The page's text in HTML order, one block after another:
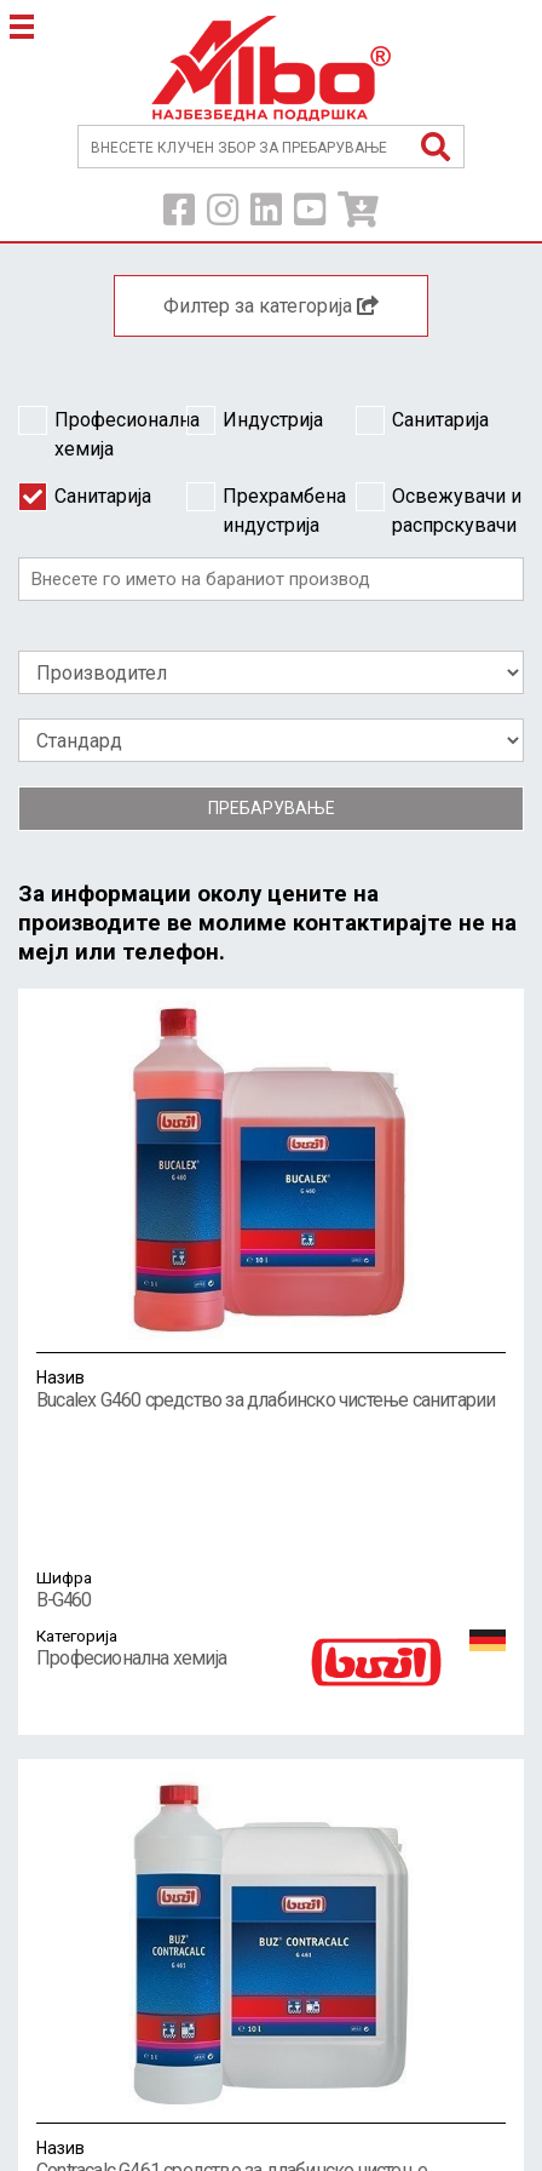
Филтер за категорија
Професионална
хемија
Индустрија Санитарија
Санитарија
Прехрамбена
индустрија
Освежувачи и
распрскувачи
ПРЕБАРУВАЊЕ
За информации околу цените на
производите ве молиме контактирајте не на
мејл или телефон.
Назив
Bucalex G460 средство за длабинско чистење санитарии
Шифра
B-G460
Категорија
Професионална хемија
Назив